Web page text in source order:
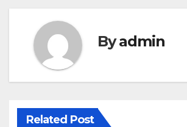
Byadmin
Related Post